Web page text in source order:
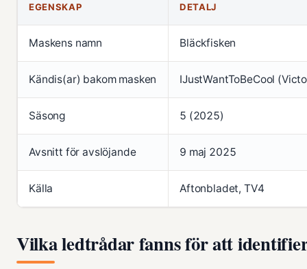
EGENSKAP DETALJ
Maskens namn Bläckfisken
Kändis(ar) bakom masken IJustWantToBeCool
Säsong 5 (2025)
Avsnitt för avslöjande 9 maj 2025
Källa Aftonbladet, TV4
Vilka ledtrådar fanns för att